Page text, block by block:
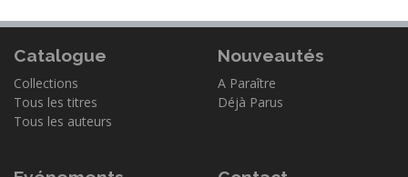
Catalogue
Collections
Tous les titres
Tous les auteurs
Nouveautés
A Paraître
Déjà Parus